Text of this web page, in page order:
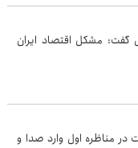
گفت: مشکل اقتصاد ایران
در مناظره اول وارد صدا و